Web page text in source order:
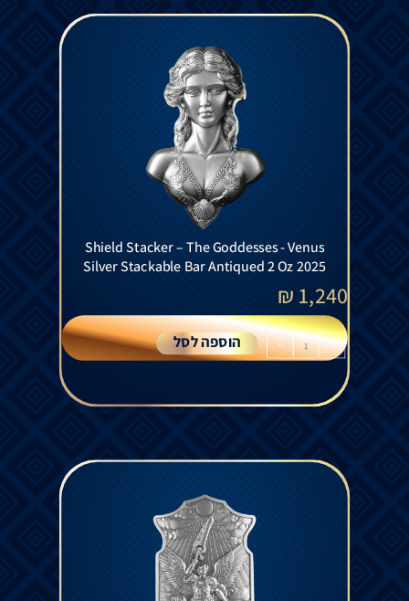
Shield Stacker – The Goddesses - Venus
Silver Stackable Bar Antiqued 2 Oz 2025
1,240
₪
-
+ הוספה לסל